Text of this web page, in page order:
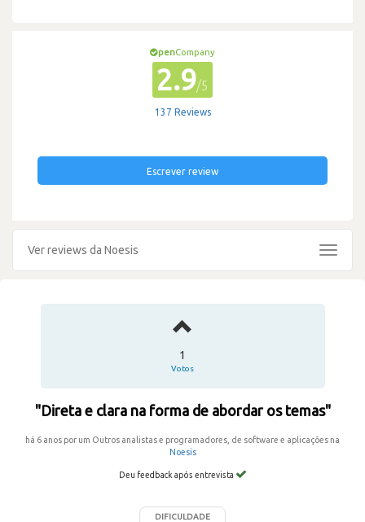
penCompany
2.9/5
137 Reviews
Escrever review
Ver reviews da Noesis
Toggle
1
Votos
"Direta e clara na forma de abordar os temas"
há 6 anos por um Outros analistas e programadores, de software e aplicações na
Noesis
Deu feedback após entrevista
DIFICULDADE